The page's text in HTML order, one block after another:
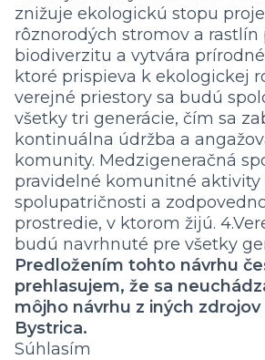
znižuje ekologickú stopu
rôznorodých stromov a rastlín
biodiverzitu a vytvára
ktoré prispieva k ekologickej
verejné priestory sa budú
všetky tri generácie, čím sa
kontinuálna údržba a
komunity. Medzigeneračná
pravidelné komunitné
spolupatričnosti a
prostredie, v ktorom žijú.
budú navrhnuté pre všetky
Predložením tohto návrhu
prehlasujem, že sa
môjho návrhu z iných
Bystrica.
Súhlasím